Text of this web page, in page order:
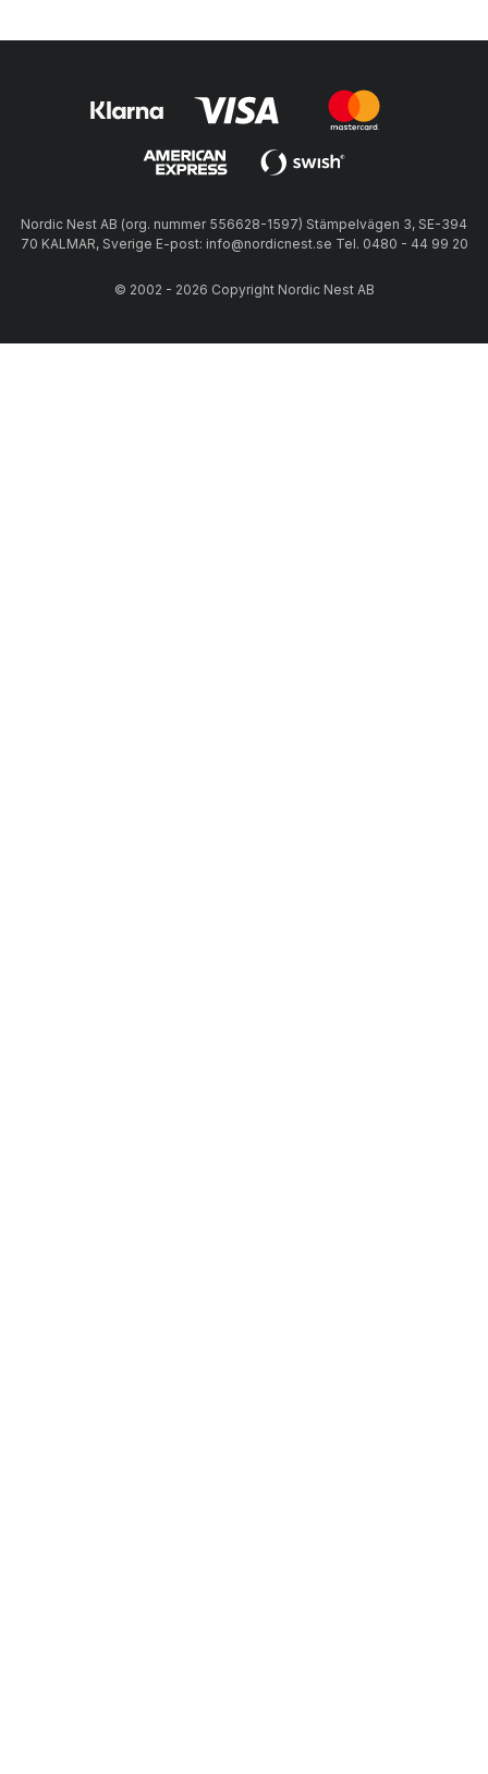
Nordic Nest AB (org. nummer 556628-1597) Stämpelvägen 3, SE-394
70 KALMAR, Sverige E-post: info@nordicnest.se Tel. 0480 - 44 99 20
© 2002 - 2026 Copyright Nordic Nest AB